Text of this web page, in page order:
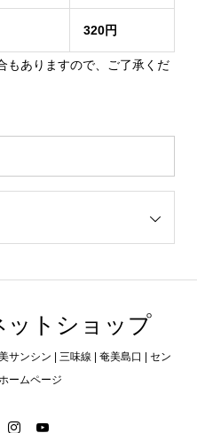
320円
もありますので、ご了承くだ
ットショップ
サンシン | 三味線 | 奄美島口 | セン
ームページ